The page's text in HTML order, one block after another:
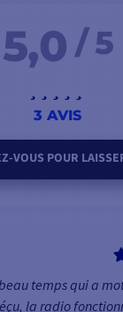
5,0 / 5
3 AVIS
VOUS POUR
temps qui a
la radio